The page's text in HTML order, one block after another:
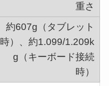
重さ
約607g（タブレット
時）、約1.099/1.209k
g（キーボード接続
時）